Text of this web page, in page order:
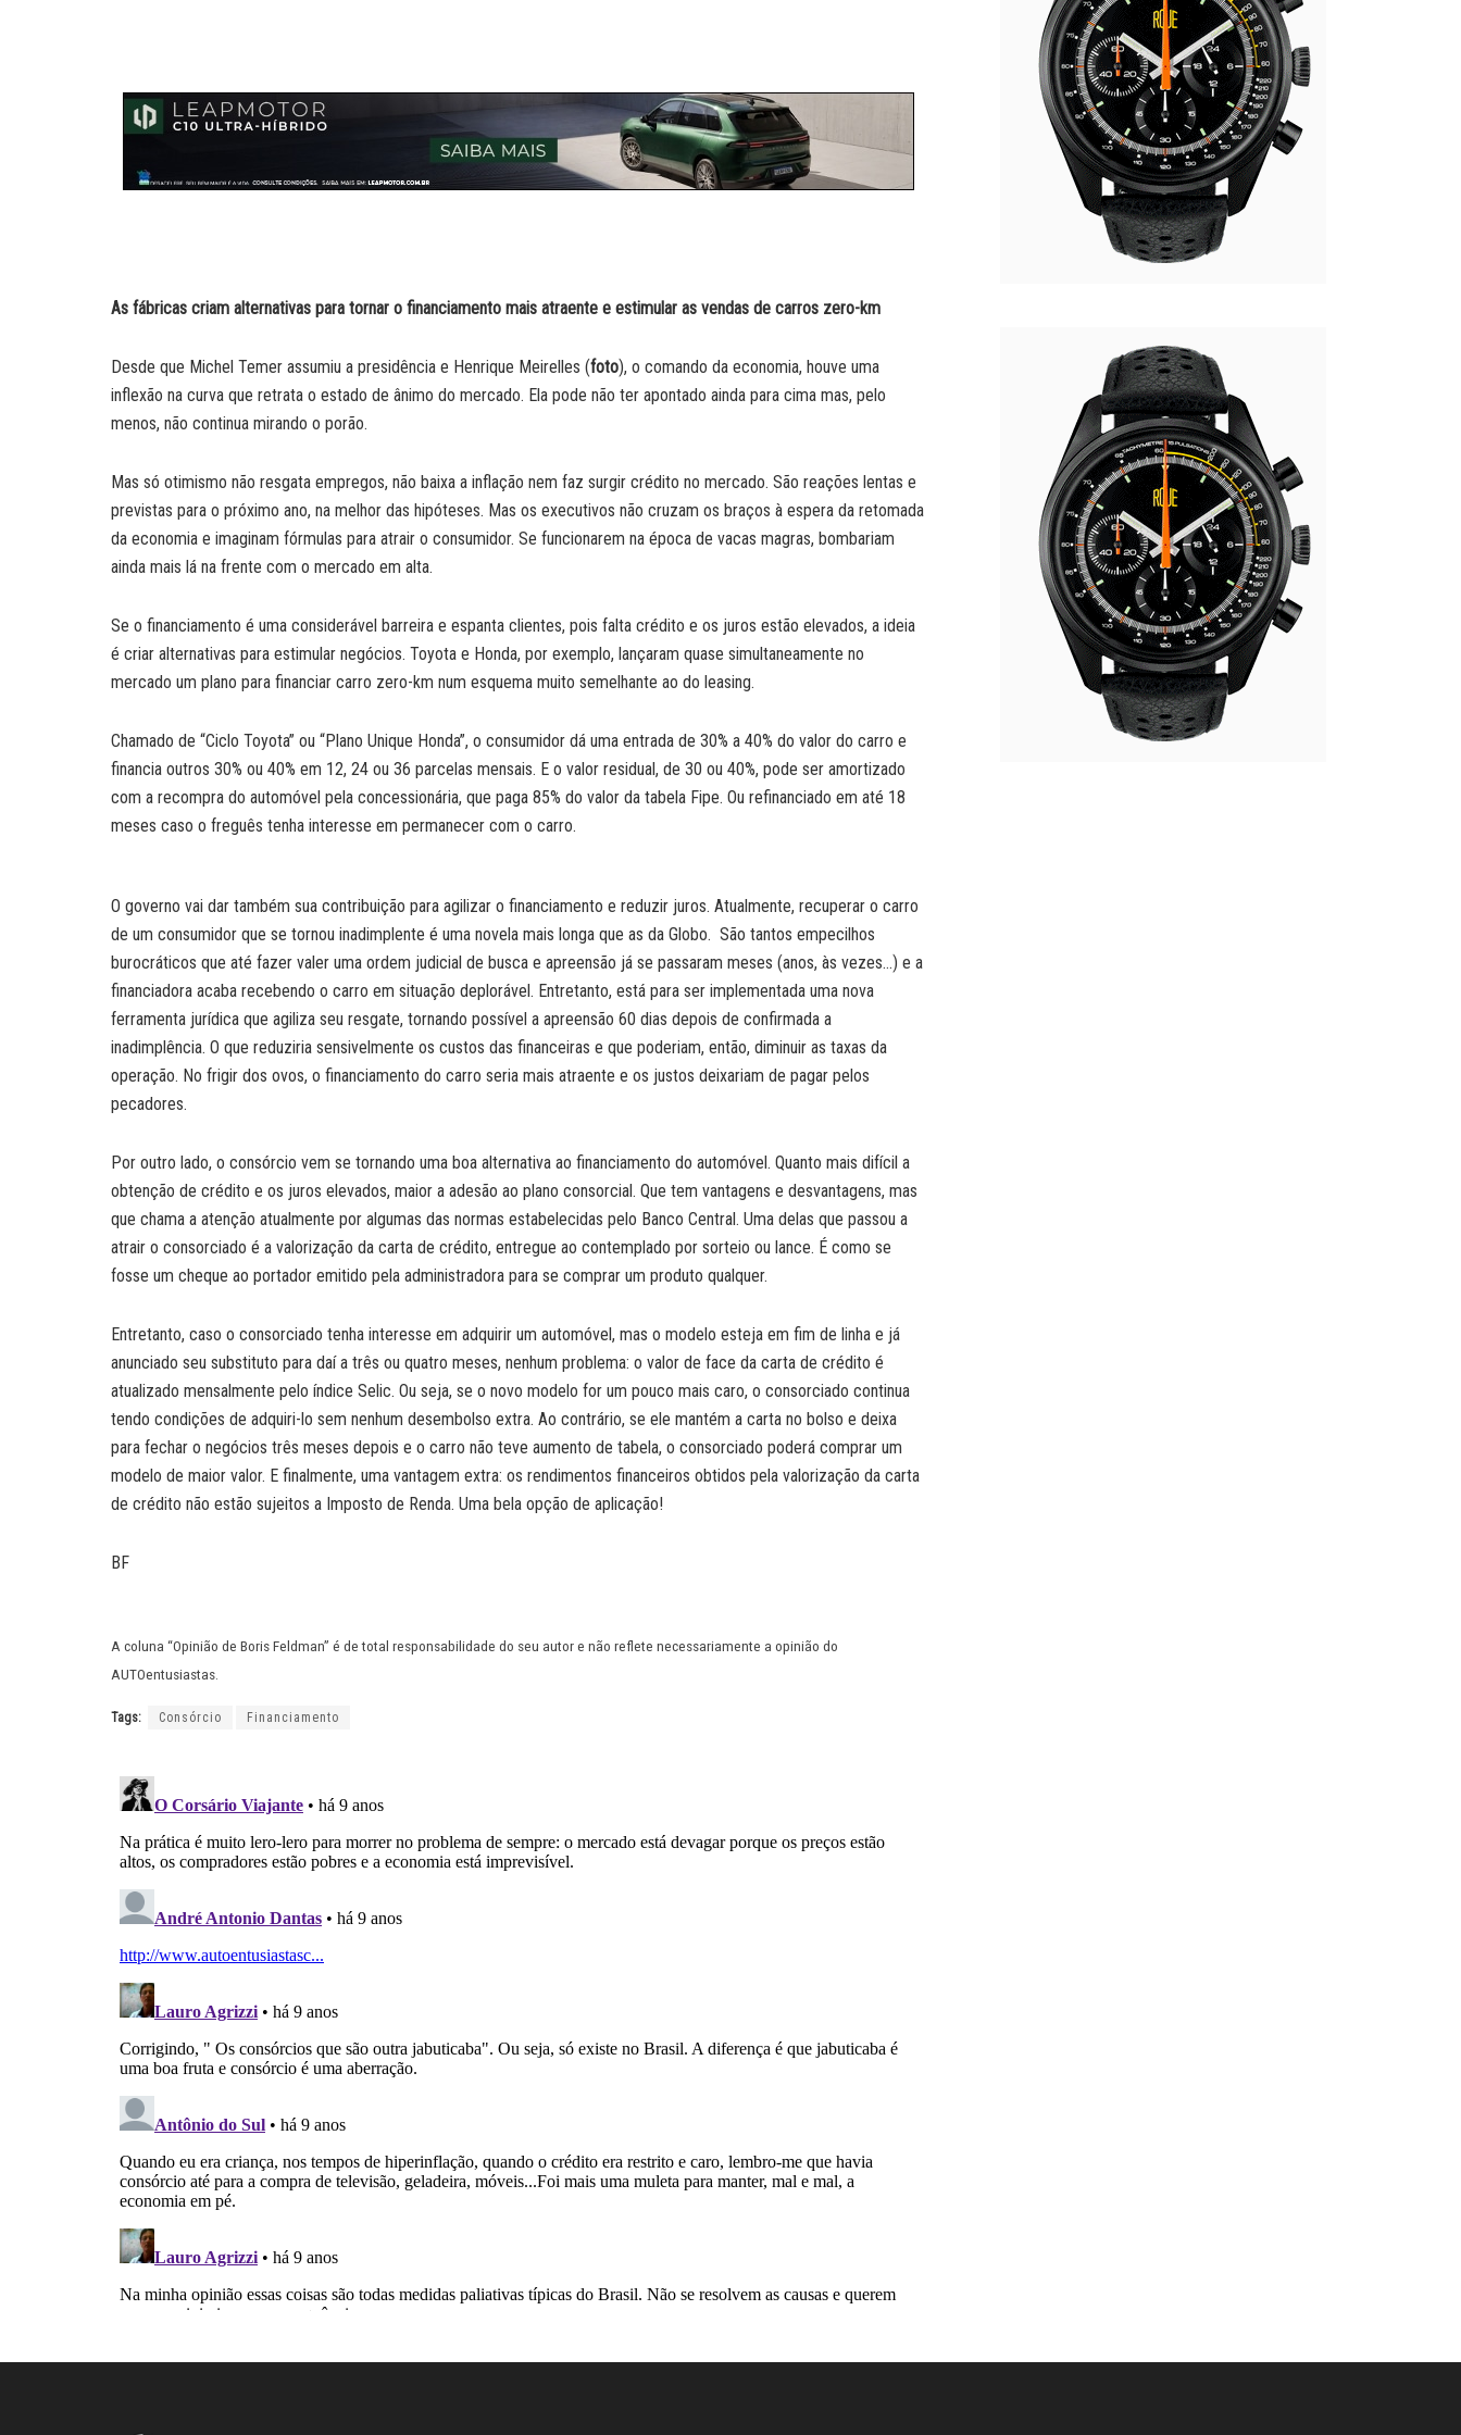
p
p
I
n
o
k
n
k
As fábricas criam alternativas para tornar o financiamento mais atraente e estimular as vendas de carros zero-km
Desde que Michel Temer assumiu a presidência e Henrique Meirelles (foto), o comando da economia, houve uma
inflexão na curva que retrata o estado de ânimo do mercado. Ela pode não ter apontado ainda para cima mas, pelo
menos, não continua mirando o porão.
Mas só otimismo não resgata empregos, não baixa a inflação nem faz surgir crédito no mercado. São reações lentas e
previstas para o próximo ano, na melhor das hipóteses. Mas os executivos não cruzam os braços à espera da retomada
da economia e imaginam fórmulas para atrair o consumidor. Se funcionarem na época de vacas magras, bombariam
ainda mais lá na frente com o mercado em alta.
Se o financiamento é uma considerável barreira e espanta clientes, pois falta crédito e os juros estão elevados, a ideia
é criar alternativas para estimular negócios. Toyota e Honda, por exemplo, lançaram quase simultaneamente no
mercado um plano para financiar carro zero-km num esquema muito semelhante ao do leasing.
Chamado de “Ciclo Toyota” ou “Plano Unique Honda”, o consumidor dá uma entrada de 30% a 40% do valor do carro e
financia outros 30% ou 40% em 12, 24 ou 36 parcelas mensais. E o valor residual, de 30 ou 40%, pode ser amortizado
com a recompra do automóvel pela concessionária, que paga 85% do valor da tabela Fipe. Ou refinanciado em até 18
meses caso o freguês tenha interesse em permanecer com o carro.
O governo vai dar também sua contribuição para agilizar o financiamento e reduzir juros. Atualmente, recuperar o carro
de um consumidor que se tornou inadimplente é uma novela mais longa que as da Globo. São tantos empecilhos
burocráticos que até fazer valer uma ordem judicial de busca e apreensão já se passaram meses (anos, às vezes…) e a
financiadora acaba recebendo o carro em situação deplorável. Entretanto, está para ser implementada uma nova
ferramenta jurídica que agiliza seu resgate, tornando possível a apreensão 60 dias depois de confirmada a
inadimplência. O que reduziria sensivelmente os custos das financeiras e que poderiam, então, diminuir as taxas da
operação. No frigir dos ovos, o financiamento do carro seria mais atraente e os justos deixariam de pagar pelos
pecadores.
Por outro lado, o consórcio vem se tornando uma boa alternativa ao financiamento do automóvel. Quanto mais difícil a
obtenção de crédito e os juros elevados, maior a adesão ao plano consorcial. Que tem vantagens e desvantagens, mas
que chama a atenção atualmente por algumas das normas estabelecidas pelo Banco Central. Uma delas que passou a
atrair o consorciado é a valorização da carta de crédito, entregue ao contemplado por sorteio ou lance. É como se
fosse um cheque ao portador emitido pela administradora para se comprar um produto qualquer.
Entretanto, caso o consorciado tenha interesse em adquirir um automóvel, mas o modelo esteja em fim de linha e já
anunciado seu substituto para daí a três ou quatro meses, nenhum problema: o valor de face da carta de crédito é
atualizado mensalmente pelo índice Selic. Ou seja, se o novo modelo for um pouco mais caro, o consorciado continua
tendo condições de adquiri-lo sem nenhum desembolso extra. Ao contrário, se ele mantém a carta no bolso e deixa
para fechar o negócios três meses depois e o carro não teve aumento de tabela, o consorciado poderá comprar um
modelo de maior valor. E finalmente, uma vantagem extra: os rendimentos financeiros obtidos pela valorização da carta
de crédito não estão sujeitos a Imposto de Renda. Uma bela opção de aplicação!
BF
A coluna “Opinião de Boris Feldman” é de total responsabilidade do seu autor e não reflete necessariamente a opinião do
AUTOentusiastas.
Tags: Consórcio Financiamento